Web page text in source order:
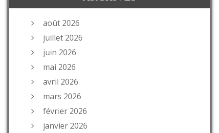
août 2026
juillet 2026
juin 2026
mai 2026
avril 2026
mars 2026
février 2026
janvier 2026